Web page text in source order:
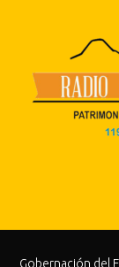
Gobernación del